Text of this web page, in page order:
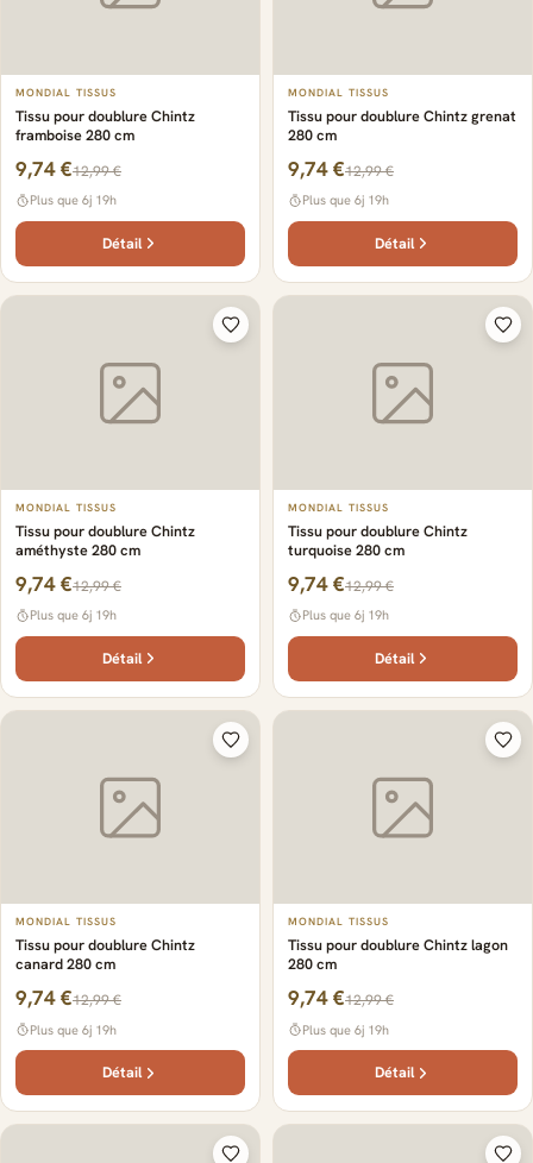
MONDIAL TISSUS
Tissu pour doublure Chintz
framboise 280 cm
9,74 €12,99 €
Plus que 6j 19h
Détail
MONDIAL TISSUS
Tissu pour doublure Chintz grenat
280 cm
9,74 €12,99 €
Plus que 6j 19h
Détail
MONDIAL TISSUS
Tissu pour doublure Chintz
améthyste 280 cm
9,74 €12,99 €
Plus que 6j 19h
Détail
MONDIAL TISSUS
Tissu pour doublure Chintz
turquoise 280 cm
9,74 €12,99 €
Plus que 6j 19h
Détail
MONDIAL TISSUS
Tissu pour doublure Chintz
canard 280 cm
9,74 €12,99 €
Plus que 6j 19h
Détail
MONDIAL TISSUS
Tissu pour doublure Chintz lagon
280 cm
9,74 €12,99 €
Plus que 6j 19h
Détail